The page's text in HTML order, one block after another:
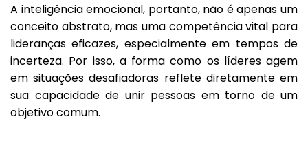
A inteligência emocional, portanto, não é apenas um
conceito abstrato, mas uma competência vital para
lideranças eficazes, especialmente em tempos de
incerteza. Por isso, a forma como os líderes agem
em situações desafiadoras reflete diretamente em
sua capacidade de unir pessoas em torno de um
objetivo comum.